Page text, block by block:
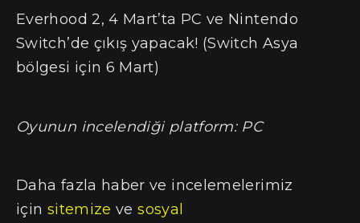
Everhood 2, 4 Mart’ta PC ve Nintendo
Switch’de çıkış yapacak! (Switch Asya
bölgesi için 6 Mart)
Oyunun incelendiği platform: PC
Daha fazla haber ve incelemelerimiz
için sitemize vesosyal